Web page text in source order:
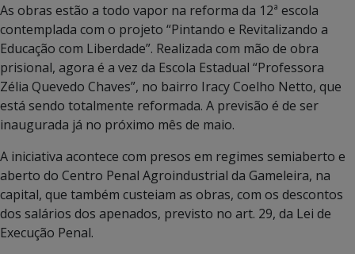
As obras estão a todo vapor na reforma da 12ª escola
contemplada com o projeto “Pintando e Revitalizando a
Educação com Liberdade”. Realizada com mão de obra
prisional, agora é a vez da Escola Estadual “Professora
Zélia Quevedo Chaves”, no bairro Iracy Coelho Netto, que
está sendo totalmente reformada. A previsão é de ser
inaugurada já no próximo mês de maio.
A iniciativa acontece com presos em regimes semiaberto e
aberto do Centro Penal Agroindustrial da Gameleira, na
capital, que também custeiam as obras, com os descontos
dos salários dos apenados, previsto no art. 29, da Lei de
Execução Penal.